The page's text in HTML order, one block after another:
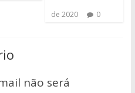
de 2020
0
não será